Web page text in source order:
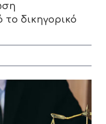
δικηγορικό